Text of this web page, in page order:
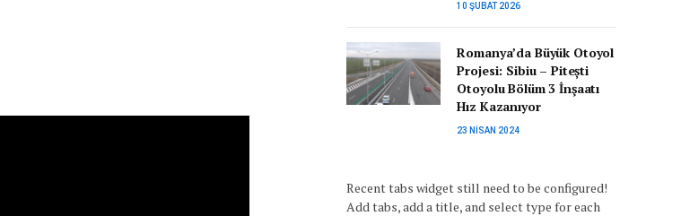
10 ŞUBAT 2026
Romanya’da Büyük Otoyol
Projesi: Sibiu – Pitești
Otoyolu Bölüm 3 İnşaatı
Hız Kazanıyor
23 NISAN 2024
Recent tabs widget still need to be configured!
Add tabs, add a title, and select type for each